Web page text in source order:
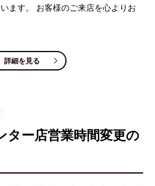
ます。 お客様のご来店を心よりお
詳細を見る
ター店営業時間変更の